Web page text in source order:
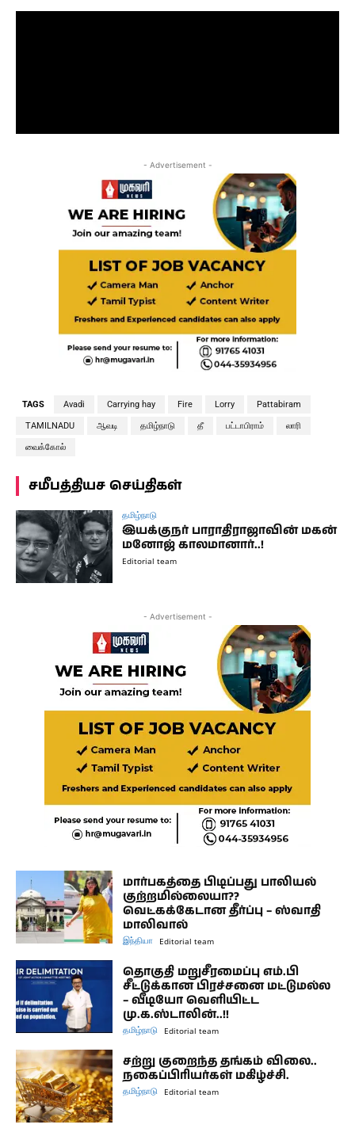
- Advertisement -
TAGS Avadi Carrying hay Fire Lorry Pattabiram
TAMILNADU ஆவடி தமிழ்நாடு தீ பட்டாபிராம் லாரி
வைக்கோல்
சமீபத்தியச செய்திகள்
தமிழ்நாடு
இயக்குநர் பாராதிராஜாவின் மகன்
மனோஜ் காலமானார்..!
Editorial team
- Advertisement -
மார்பகத்தை பிடிப்பது பாலியல்
குற்றமில்லையா??
வெட்கக்கேடான தீர்ப்பு – ஸ்வாதி
மாலிவால்
இந்தியா Editorial team
தொகுதி மறுசீரமைப்பு எம்.பி
சீட்டுக்கான பிரச்சனை மட்டுமல்ல
– வீடியோ வெளியிட்ட
மு.க.ஸ்டாலின்..!!
தமிழ்நாடு Editorial team
சற்று குறைந்த தங்கம் விலை..
நகைப்பிரியர்கள் மகிழ்ச்சி.
தமிழ்நாடு Editorial team